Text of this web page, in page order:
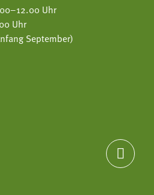
Uhr
Uhr
September)
